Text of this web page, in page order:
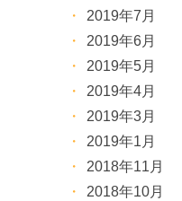
2019年7月
2019年6月
2019年5月
2019年4月
2019年3月
2019年1月
2018年11月
2018年10月